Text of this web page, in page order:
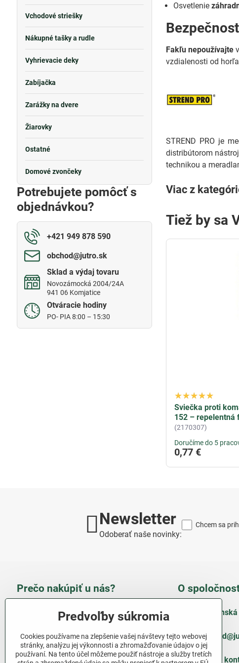
Osvetlenie
Fakľu nepoužívajte
vzdialenosti od
STREND PRO je
distribútorom
technikou a
Viac z
Tiež by sa
Sviečka proti
152 – repelentná
(2170307)
Doručíme do 5
0,77 €
Vchodové striešky
Nákupné tašky a rudle
Vyhrievacie deky
Zabíjačka
Zarážky na dvere
Žiarovky
Ostatné
Domové zvončeky
Potrebujete pomôcť s
objednávkou?
+421 949 878 590
obchod​@jutro​.sk
Sklad a výdaj tovaru
Novozámocká 2004/24A
941 06 Komjatice
Otváracie hodiny
PO- PIA 8:00 – 15:30
Newsletter
Odoberať naše novinky:
Chcem sa
Prečo nakúpiť u nás?
Takmer 100 % spokojných
zákazníkov
Nízka cena produktov - ušetríte
O
Ďalšie
Predvoľby súkromia
Cookies používame na zlepšenie vašej návštevy tejto webovej
stránky, analýzu jej výkonnosti a zhromažďovanie údajov o jej
používaní. Na tento účel môžeme použiť nástroje a služby tretích